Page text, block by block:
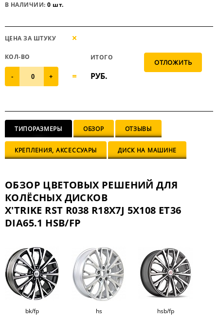
В НАЛИЧИИ:0 шт.
ЦЕНА ЗА ШТУКУ
КОЛ-ВО
- +
ИТОГО
РУБ.
ТИПОРАЗМЕРЫ ОБЗОР ОТЗЫВЫ
КРЕПЛЕНИЯ, АКСЕССУАРЫ ДИСК НА МАШИНЕ
ОБЗОР ЦВЕТОВЫХ РЕШЕНИЙ ДЛЯ
КОЛЁСНЫХ ДИСКОВ
X'TRIKE RST R038 R18X7J 5X108 ET36
DIA65.1 HSB/FP
bk/fp hs hsb/fp